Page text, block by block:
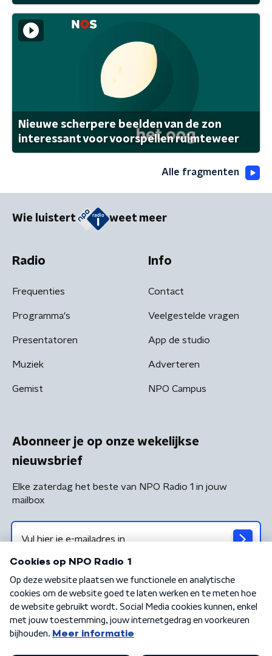
Nieuwe scherpere beelden van de zon
interessant voor voorspellen ruimteweer
Alle fragmenten
Wie luistert weet meer
Radio
Frequenties
Programma's
Presentatoren
Muziek
Gemist
Info
Contact
Veelgestelde vragen
App de studio
Adverteren
NPO Campus
Abonneer je op onze wekelijkse
nieuwsbrief
Elke zaterdag het beste van NPO Radio 1 in jouw
mailbox
Algemene voorwaarden